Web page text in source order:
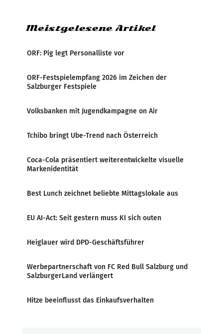
Meistgelesene Artikel
ORF: Pig legt Personalliste vor
ORF-Festspielempfang 2026 im Zeichen der
Salzburger Festspiele
Volksbanken mit Jugendkampagne on Air
Tchibo bringt Ube-Trend nach Österreich
Coca-Cola präsentiert weiterentwickelte visuelle
Markenidentität
Best Lunch zeichnet beliebte Mittagslokale aus
EU AI-Act: Seit gestern muss KI sich outen
Heiglauer wird DPD-Geschäftsführer
Werbepartnerschaft von FC Red Bull Salzburg und
SalzburgerLand verlängert
Hitze beeinflusst das Einkaufsverhalten